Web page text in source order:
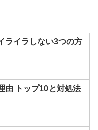
ライラしない3つの方
由 トップ10と対処法